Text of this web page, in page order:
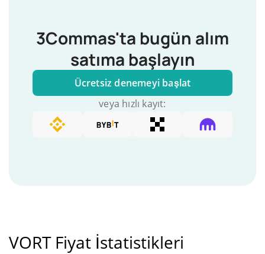
3Commas'ta bugün alım
satıma başlayın
Ücretsiz denemeyi başlat
veya hızlı kayıt:
VORT Fiyat İstatistikleri